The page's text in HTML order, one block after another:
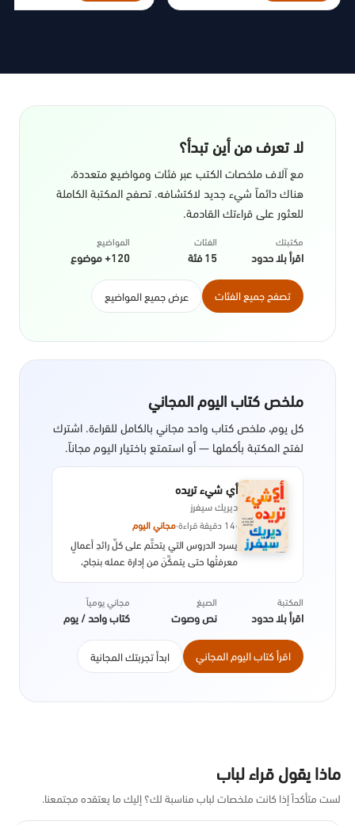
لا تعرف من أين تبدأ؟
مع آلاف ملخصات الكتب عبر فئات ومواضيع متعددة،
هناك دائماً شيء جديد لاكتشافه. تصفح المكتبة الكاملة
للعثور على قراءتك القادمة.
مكتبتك
اقرأ بلا حدود
الفئات
15 فئة
المواضيع
120+ موضوع
تصفح جميع الفئات عرض جميع المواضيع
ملخص كتاب اليوم المجاني
كل يوم، ملخص كتاب واحد مجاني بالكامل للقراءة. اشترك
لفتح المكتبة بأكملها — أو استمتع باختيار اليوم مجاناً.
أي شيء تريده
ديريك سيفرز
·14 دقيقة قراءة ·مجاني اليوم
يسرد الدروس التي يتحتَّم على كلِّ رائدِ أعمالٍ
معرفتُها حتى يتمكَّنَ من إدارة عمله بنجاح،
المكتبة
اقرأ بلا حدود
الصيغ
نص وصوت
مجاني يومياً
كتاب واحد / يوم
اقرأ كتاب اليوم المجاني ابدأ تجربتك المجانية
ماذا يقول قراء لباب
لست متأكداً إذا كانت ملخصات لباب مناسبة لك؟ إليك ما يعتقده مجتمعنا.